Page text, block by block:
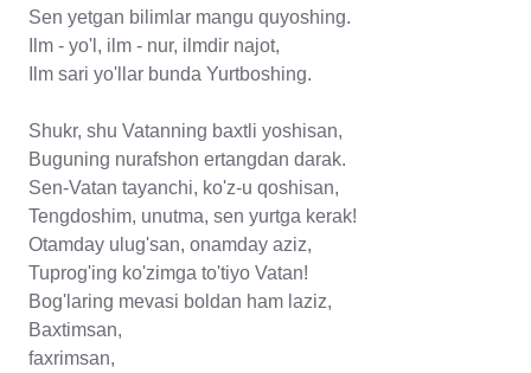
Sen yetgan bilimlar mangu quyoshing.
Ilm - yo'l, ilm - nur, ilmdir najot,
Ilm sari yo'llar bunda Yurtboshing.
Shukr, shu Vatanning baxtli yoshisan,
Buguning nurafshon ertangdan darak.
Sen-Vatan tayanchi, ko'z-u qoshisan,
Tengdoshim, unutma, sen yurtga kerak!
Otamday ulug'san, onamday aziz,
Tuprog'ing ko'zimga to'tiyo Vatan!
Bog'laring mevasi boldan ham laziz,
Baxtimsan,
faxrimsan,